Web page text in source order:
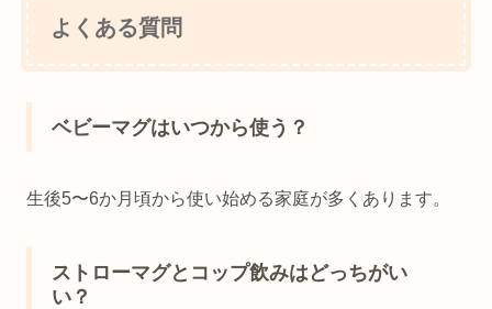
よくある質問
ベビーマグはいつから使う？
生後5〜6か月頃から使い始める家庭が多くあります。
ストローマグとコップ飲みはどっちがい
い？